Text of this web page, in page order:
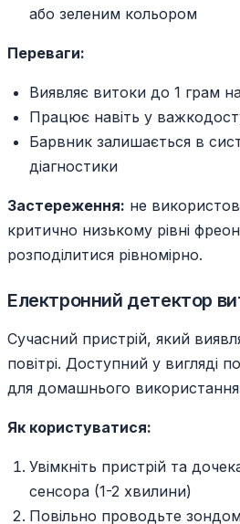
або зеленим кольором
Переваги:
Виявляє витоки до 1 грам
Працює навіть у
Барвник залишається в
діагностики
Застереження: не
критично низькому рівні
розподілитися рівномірно.
Електронний детектор
Сучасний пристрій, який
повітрі. Доступний у вигляді
для домашнього
Як користуватися:
Увімкніть пристрій та
сенсора (1-2 хвилини)
Повільно проводьте